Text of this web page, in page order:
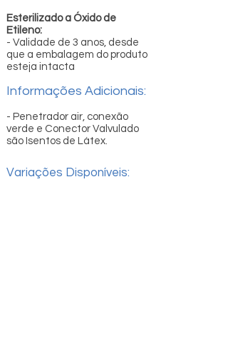
Esterilizado a Óxido de
Etileno:
- Validade de 3 anos, desde
que a embalagem do produto
esteja intacta
Informações Adicionais:
- Penetrador air, conexão
verde e Conector Valvulado
são Isentos de Látex.
Variações Disponíveis: